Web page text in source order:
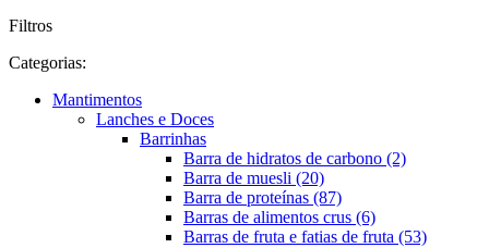
Filtros
Categorias:
Mantimentos
Lanches e Doces
Barrinhas
Barra de hidratos de carbono (2)
Barra de muesli (20)
Barra de proteínas (87)
Barras de alimentos crus (6)
Barras de fruta e fatias de fruta (53)